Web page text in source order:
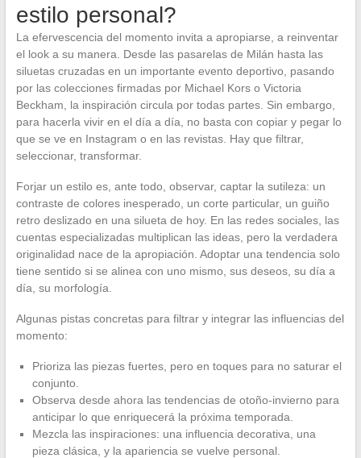
estilo personal?
La efervescencia del momento invita a apropiarse, a reinventar
el look a su manera. Desde las pasarelas de Milán hasta las
siluetas cruzadas en un importante evento deportivo, pasando
por las colecciones firmadas por Michael Kors o Victoria
Beckham, la inspiración circula por todas partes. Sin embargo,
para hacerla vivir en el día a día, no basta con copiar y pegar lo
que se ve en Instagram o en las revistas. Hay que filtrar,
seleccionar, transformar.
Forjar un estilo es, ante todo, observar, captar la sutileza: un
contraste de colores inesperado, un corte particular, un guiño
retro deslizado en una silueta de hoy. En las redes sociales, las
cuentas especializadas multiplican las ideas, pero la verdadera
originalidad nace de la apropiación. Adoptar una tendencia solo
tiene sentido si se alinea con uno mismo, sus deseos, su día a
día, su morfología.
Algunas pistas concretas para filtrar y integrar las influencias del
momento:
Prioriza las piezas fuertes, pero en toques para no saturar el
conjunto.
Observa desde ahora las tendencias de otoño-invierno para
anticipar lo que enriquecerá la próxima temporada.
Mezcla las inspiraciones: una influencia decorativa, una
pieza clásica, y la apariencia se vuelve personal.